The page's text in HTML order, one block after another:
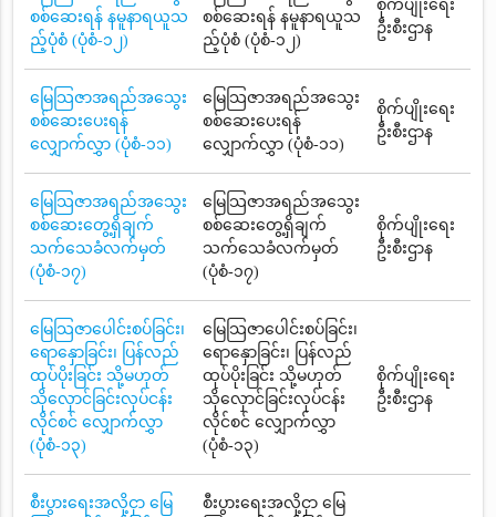
စစ်ဆေးရန် နမူနာရယူသ
ည့်ပုံစံ (ပုံစံ-၁၂)
စစ်ဆေးရန် နမူနာရယူသ
ည့်ပုံစံ (ပုံစံ-၁၂)
စိုက်ပျိုးရေး
ဦးစီးဌာန
မြေသြဇာအရည်အသွေး
စစ်ဆေးပေးရန်
လျှောက်လွှာ (ပုံစံ-၁၁)
မြေသြဇာအရည်အသွေး
စစ်ဆေးပေးရန်
လျှောက်လွှာ (ပုံစံ-၁၁)
စိုက်ပျိုးရေး
ဦးစီးဌာန
မြေသြဇာအရည်အသွေး
စစ်ဆေးတွေ့ရှိချက်
သက်သေခံလက်မှတ်
(ပုံစံ-၁၇)
မြေသြဇာအရည်အသွေး
စစ်ဆေးတွေ့ရှိချက်
သက်သေခံလက်မှတ်
(ပုံစံ-၁၇)
စိုက်ပျိုးရေး
ဦးစီးဌာန
မြေသြဇာပေါင်းစပ်ခြင်း၊
ရောနှောခြင်း၊ ပြန်လည်
ထုပ်ပိုးခြင်း သို့မဟုတ်
သိုလှောင်ခြင်းလုပ်ငန်း
လိုင်စင် လျှောက်လွှာ
(ပုံစံ-၁၃)
မြေသြဇာပေါင်းစပ်ခြင်း၊
ရောနှောခြင်း၊ ပြန်လည်
ထုပ်ပိုးခြင်း သို့မဟုတ်
သိုလှောင်ခြင်းလုပ်ငန်း
လိုင်စင် လျှောက်လွှာ
(ပုံစံ-၁၃)
စိုက်ပျိုးရေး
ဦးစီးဌာန
စီးပွားရေးအလို့ငှာ မြေ
စီးပွားရေးအလို့ငှာ မြေ